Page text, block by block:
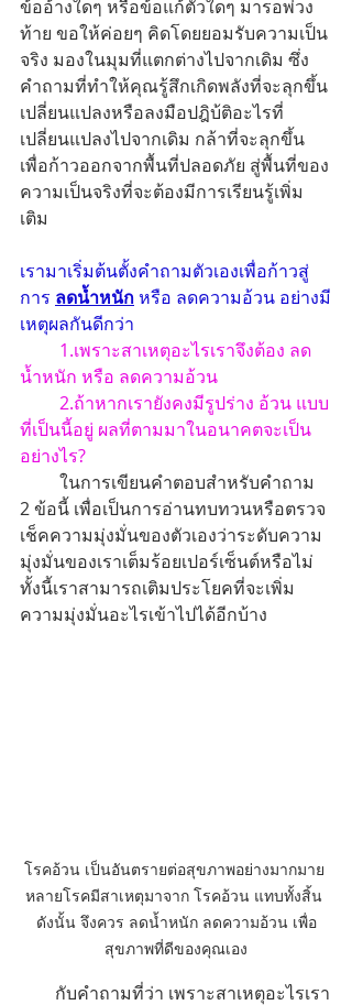
ข้ออ้างใดๆ หรือข้อแก้ตัวใดๆ มารอพ่วง
ท้าย ขอให้ค่อยๆ คิดโดยยอมรับความเป็น
จริง มองในมุมที่แตกต่างไปจากเดิม ซึ่ง
คำถามที่ทำให้คุณรู้สึกเกิดพลังที่จะลุกขึ้น
เปลี่ยนแปลงหรือลงมือปฎิบ้ติอะไรที่
เปลี่ยนแปลงไปจากเดิม กล้าที่จะลุกขึ้น
เพื่อก้าวออกจากพื้นที่ปลอดภัย สู่พื้นที่ของ
ความเป็นจริงที่จะต้องมีการเรียนรู้เพิ่ม
เติม
เรามาเริ่มต้นตั้งคำถามตัวเองเพื่อก้าวสู่
การ ลดน้ำหนัก หรือ ลดความอ้วน อย่างมี
เหตุผลกันดีกว่า
1.เพราะสาเหตุอะไรเราจึงต้อง ลด
น้ำหนัก หรือ ลดความอ้วน
2.ถ้าหากเรายังคงมีรูปร่าง อ้วน แบบ
ที่เป็นนี้อยู่ ผลที่ตามมาในอนาคตจะเป็น
อย่างไร?
2 ข้อนี้ เพื่อเป็นการอ่านทบทวนหรือตรวจ
เช็คความมุ่งมั่นของตัวเองว่าระดับความ
มุ่งมั่นของเราเต็มร้อยเปอร์เซ็นต์หรือไม่
ทั้งนี้เราสามารถเติมประโยคที่จะเพิ่ม
ความมุ่งมั่นอะไรเข้าไปได้อีกบ้าง
โรคอ้วน เป็นอันตรายต่อสุขภาพอย่างมากมาย
หลายโรคมีสาเหตุมาจาก โรคอ้วน แทบทั้งสิ้น
ดังนั้น จึงควร ลดน้ำหนัก ลดความอ้วน เพื่อ
สุขภาพที่ดีของคุณเอง